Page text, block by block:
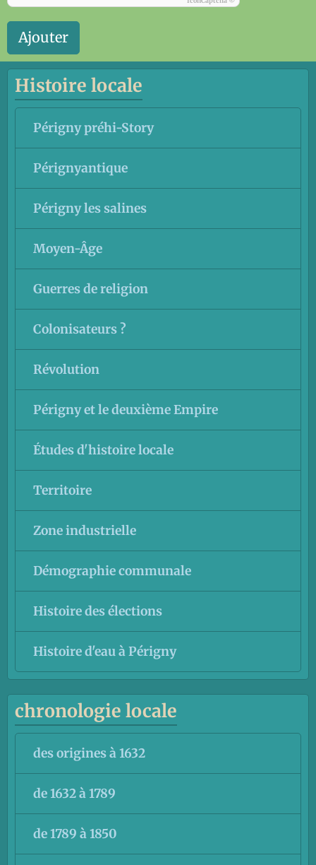
Ajouter
Histoire locale
Périgny préhi-Story
Pérignyantique
Périgny les salines
Moyen-Âge
Guerres de religion
Colonisateurs ?
Révolution
Périgny et le deuxième Empire
Études d'histoire locale
Territoire
Zone industrielle
Démographie communale
Histoire des élections
Histoire d'eau à Périgny
chronologie locale
des origines à 1632
de 1632 à 1789
de 1789 à 1850